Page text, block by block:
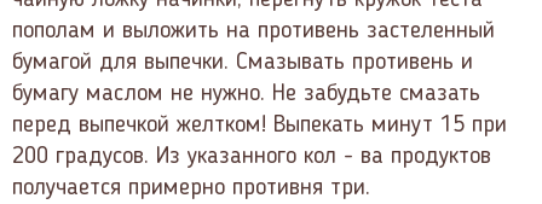
пополам и выложить на противень застеленный
бумагой для выпечки. Смазывать противень и
бумагу маслом не нужно. Не забудьте смазать
перед выпечкой желтком! Выпекать минут 15 при
200 градусов. Из указанного кол - ва продуктов
получается примерно противня три.